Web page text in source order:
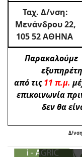
Ταχ. Δ/νση:
Μενάνδρου 22,
105 52 ΑΘΗΝΑ
Παρακαλούμε
από τις11 π.μ.
επικοινωνία
δεν θα
Δ/